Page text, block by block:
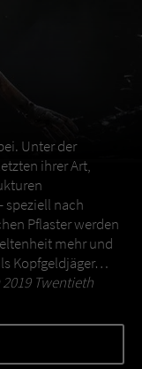
Unter der
ihrer Art,
speziell nach
Pflaster werden
mehr und
Kopfgeldjäger…
Twentieth